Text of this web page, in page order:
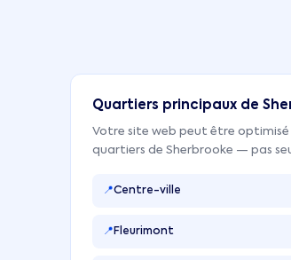
Quartiers principaux de
Votre site web peut être
quartiers de Sherbrooke — pas
📍Centre-ville
📍 Fleurimont